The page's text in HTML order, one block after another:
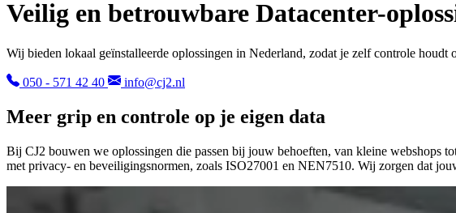
Veilig en betrouwbare Datacenter-
Wij bieden lokaal geïnstalleerde oplossingen in Nederland, zodat je zelf controle houdt
050 - 571 42 40 info@cj2.nl
Meer grip en controle op je eigen data
Bij CJ2 bouwen we oplossingen die passen bij jouw behoeften, van kleine webshops
met privacy- en beveiligingsnormen, zoals ISO27001 en NEN7510. Wij zorgen dat